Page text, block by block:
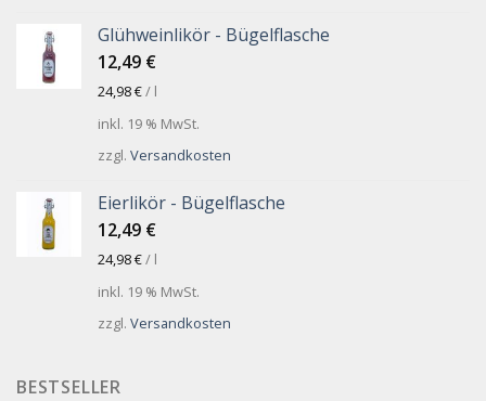
Glühweinlikör - Bügelflasche
12,49 €
24,98€/ l
inkl. 19 % MwSt.
zzgl. Versandkosten
Eierlikör - Bügelflasche
12,49 €
24,98€/ l
inkl. 19 % MwSt.
zzgl. Versandkosten
BESTSELLER